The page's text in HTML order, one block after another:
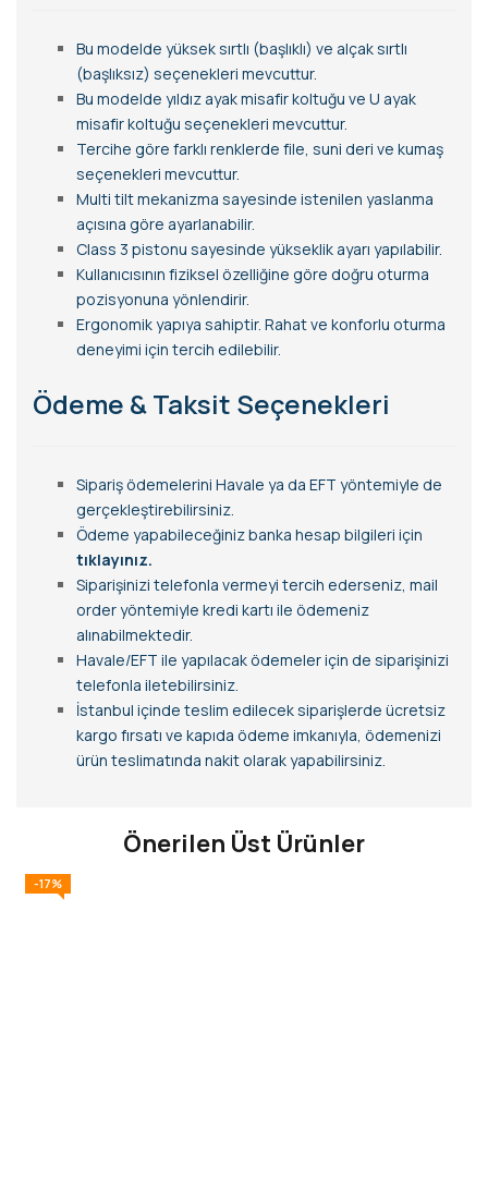
Bu modelde yüksek sırtlı (başlıklı) ve alçak sırtlı
(başlıksız) seçenekleri mevcuttur.
Bu modelde yıldız ayak misafir koltuğu ve U ayak
misafir koltuğu seçenekleri mevcuttur.
Tercihe göre farklı renklerde file, suni deri ve kumaş
seçenekleri mevcuttur.
Multi tilt mekanizma sayesinde istenilen yaslanma
açısına göre ayarlanabilir.
Class 3 pistonu sayesinde yükseklik ayarı yapılabilir.
Kullanıcısının fiziksel özelliğine göre doğru oturma
pozisyonuna yönlendirir.
Ergonomik yapıya sahiptir. Rahat ve konforlu oturma
deneyimi için tercih edilebilir.
Ödeme & Taksit Seçenekleri
Sipariş ödemelerini Havale ya da EFT yöntemiyle de
gerçekleştirebilirsiniz.
Ödeme yapabileceğiniz banka hesap bilgileri için
tıklayınız.
Siparişinizi telefonla vermeyi tercih ederseniz, mail
order yöntemiyle kredi kartı ile ödemeniz
alınabilmektedir.
Havale/EFT ile yapılacak ödemeler için de siparişinizi
telefonla iletebilirsiniz.
İstanbul içinde teslim edilecek siparişlerde ücretsiz
kargo fırsatı ve kapıda ödeme imkanıyla, ödemenizi
ürün teslimatında nakit olarak yapabilirsiniz.
Önerilen Üst Ürünler
-17%